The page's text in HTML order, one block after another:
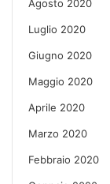
Agosto 2020
Luglio 2020
Giugno 2020
Maggio 2020
Aprile 2020
Marzo 2020
Febbraio 2020